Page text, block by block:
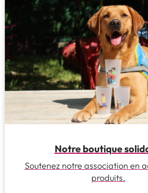
Notre boutique
Soutenez notre association en
produits.